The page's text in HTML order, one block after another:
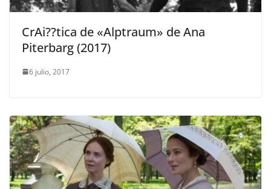
CrAi??tica de «Alptraum» de Ana
Piterbarg (2017)
6 julio, 2017